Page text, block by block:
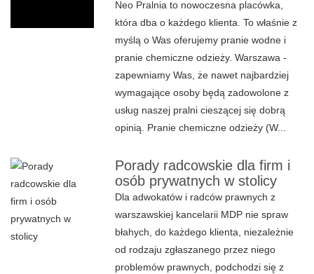
Neo Pralnia to nowoczesna placówka,
która dba o każdego klienta. To właśnie z
myślą o Was oferujemy pranie wodne i
pranie chemiczne odzieży. Warszawa -
zapewniamy Was, że nawet najbardziej
wymagające osoby będą zadowolone z
usług naszej pralni cieszącej się dobrą
opinią. Pranie chemiczne odzieży (W...
Porady radcowskie dla firm i
osób prywatnych w stolicy
Dla adwokatów i radców prawnych z
warszawskiej kancelarii MDP nie spraw
błahych, do każdego klienta, niezależnie
od rodzaju zgłaszanego przez niego
problemów prawnych, podchodzi się z